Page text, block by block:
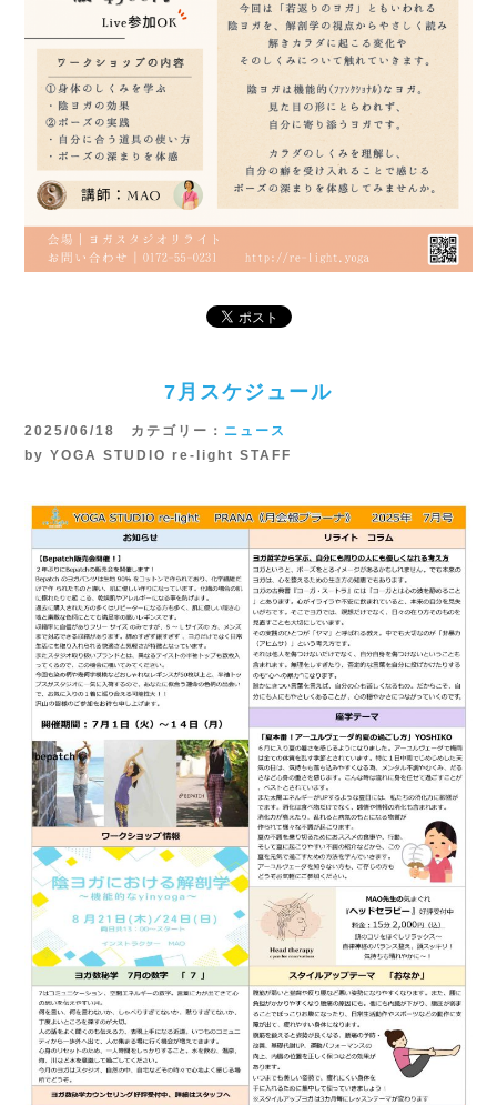
7月スケジュール
2025/06/18 カテゴリー： ニュース
by YOGA STUDIO re-light STAFF